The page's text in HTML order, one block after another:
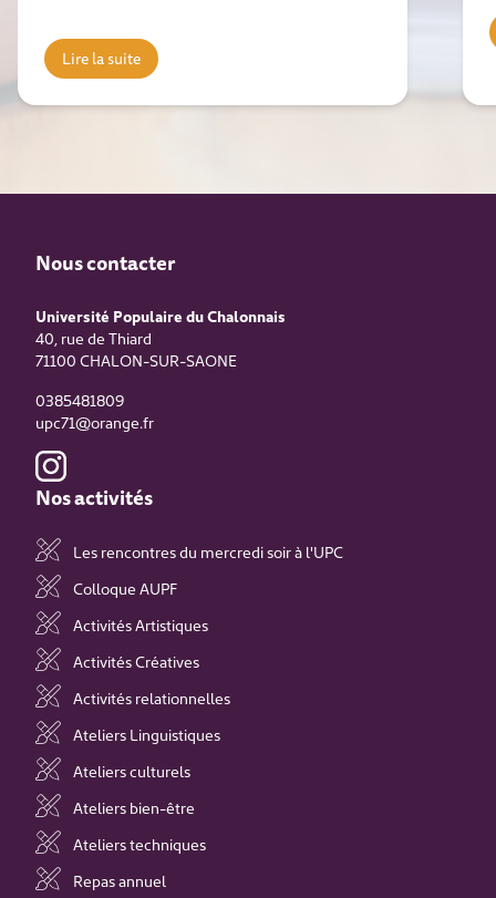
Lire la suite
Nous contacter
Université Populaire du Chalonnais
40, rue de Thiard
71100 CHALON-SUR-SAONE
0385481809
upc71@orange.fr
Nos activités
Les rencontres du mercredi soir à l'UPC
Colloque AUPF
Activités Artistiques
Activités Créatives
Activités relationnelles
Ateliers Linguistiques
Ateliers culturels
Ateliers bien-être
Ateliers techniques
Repas annuel